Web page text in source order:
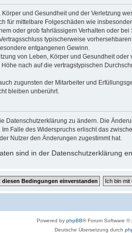
und Gesundheit und der Verletzung
für mittelbare Folgeschäden wie
oder grob fahrlässigem Verhalten oder
typischerweise
entgangenen Gewinn.
von Leben, Körper und Gesundheit
nach auf die vertragstypischen
zugunsten der Mitarbeiter und
bleiben unberührt.
Datenschutzerklärung zu ändern. Die
Falle des Widerspruchs erlischt das
Nutzer den Änderungen zugestimmt hat.
sind in der Datenschutzerklärung
Powered by phpBB® Forum Software ©
Deutsche Übersetzung durch